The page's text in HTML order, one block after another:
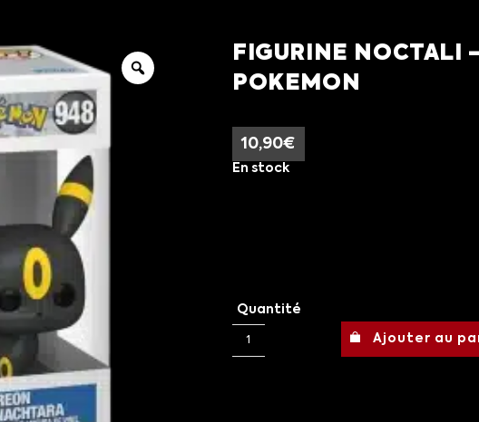
FIGURINE NOCTALI
POKEMON
10,90€
En stock
Quantité
Ajouter au